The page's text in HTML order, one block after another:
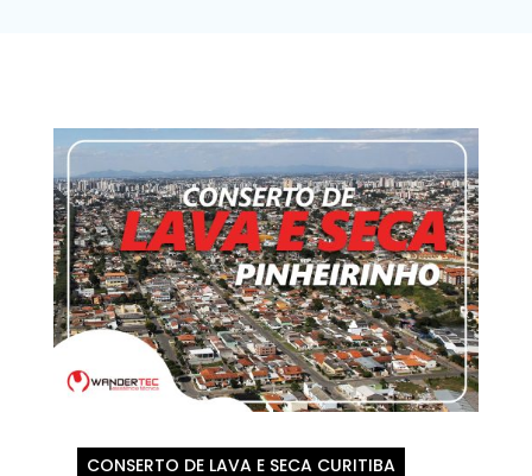
CONSERTO DE LAVA E SECA CURITIBA